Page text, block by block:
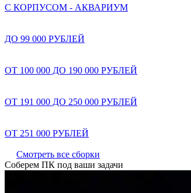
С КОРПУСОМ - АКВАРИУМ
ДО 99 000 РУБЛЕЙ
ОТ 100 000 ДО 190 000 РУБЛЕЙ
ОТ 191 000 ДО 250 000 РУБЛЕЙ
ОТ 251 000 РУБЛЕЙ
Смотреть все сборки
Соберем ПК под ваши задачи